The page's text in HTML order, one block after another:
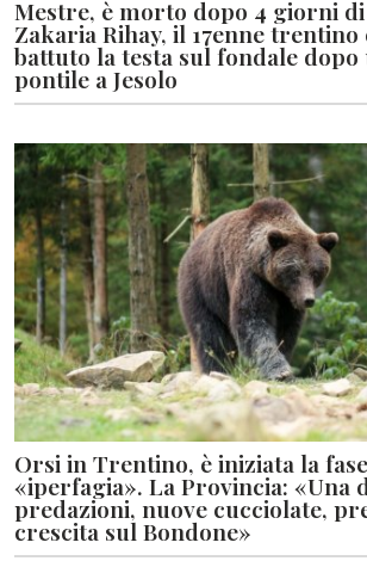
Mestre, è morto dopo 4 giorni
Zakaria Rihay, il 17enne trentino
battuto la testa sul fondale
pontile a Jesolo
Orsi in Trentino, è iniziata la
«iperfagia». La Provincia: «Una
predazioni, nuove cucciolate,
crescita sul Bondone»